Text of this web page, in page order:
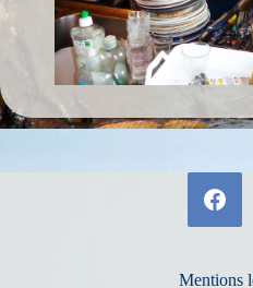
Mentions